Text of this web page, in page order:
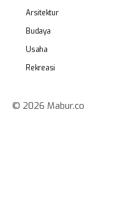
Arsitektur
Budaya
Usaha
Rekreasi
© 2026 Mabur.co